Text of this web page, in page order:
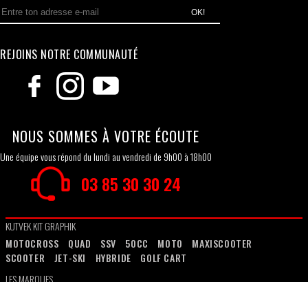
OK!
REJOINS NOTRE COMMUNAUTÉ
NOUS SOMMES À VOTRE ÉCOUTE
Une équipe vous répond du lundi au vendredi de 9h00 à 18h00
03 85 30 30 24
KUTVEK KIT GRAPHIK
MOTOCROSS
QUAD SSV 50CC MOTO
MAXISCOOTER
SCOOTER
JET-SKI HYBRIDE
GOLF CART
LES MARQUES